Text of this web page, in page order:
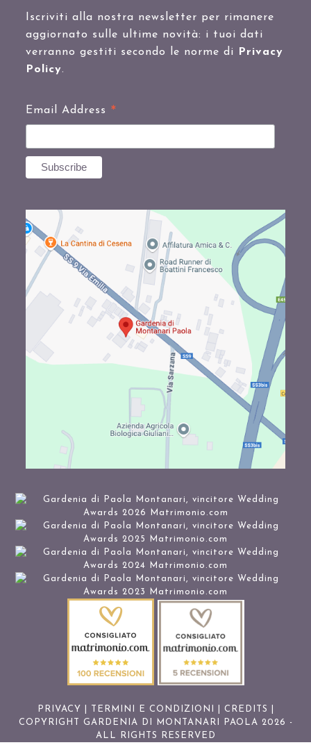
Iscriviti alla nostra newsletter per rimanere
aggiornato sulle ultime novità: i tuoi dati
verranno gestiti secondo le norme di
Privacy
Policy.
Email Address *
PRIVACY TERMINI E CONDIZIONI CREDITS
COPYRIGHT GARDENIA DI MONTANARI PAOLA 2026 -
ALL RIGHTS RESERVED